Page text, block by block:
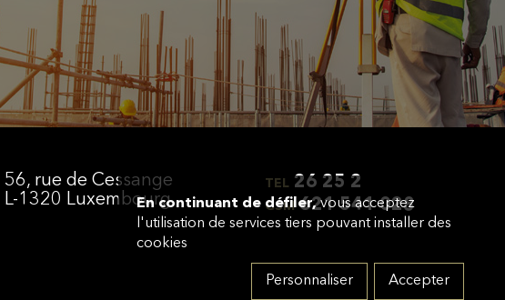
56, rue de Cessange
L-1320 Luxembourg
TEL 26 25 2
GSM621 541 028
En continuant de défiler,vous acceptez
l'utilisation de services tiers pouvant installer des
cookies
Accepter
Personnaliser